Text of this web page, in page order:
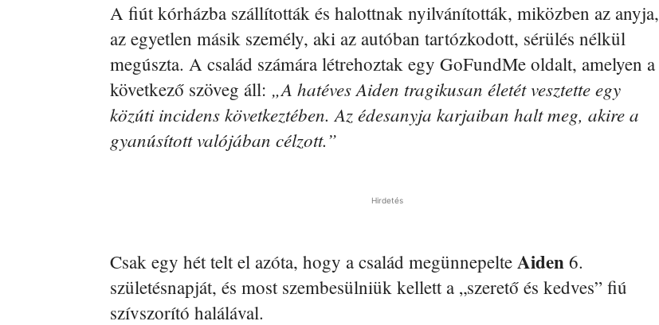
A fiút kórházba szállították és halottnak nyilvánították, miközben az anyja,
az egyetlen másik személy, aki az autóban tartózkodott, sérülés nélkül
megúszta. A család számára létrehoztak egy GoFundMe oldalt, amelyen a
következő szöveg áll: „A hatéves Aiden tragikusan életét vesztette egy
közúti incidens következtében. Az édesanyja karjaiban halt meg, akire a
gyanúsított valójában célzott.”
Hirdetés
Csak egy hét telt el azóta, hogy a család megünnepelte Aiden 6.
születésnapját, és most szembesülniük kellett a „szerető és kedves” fiú
szívszorító halálával.